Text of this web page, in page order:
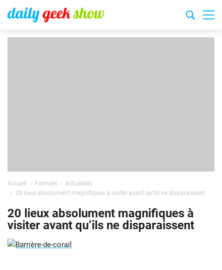
Accueil Formats
Actualités
20 lieux absolument magnifiques à visiter avant qu’ils ne disparaissent
20 lieux absolument magnifiques à
visiter avant qu’ils ne disparaissent